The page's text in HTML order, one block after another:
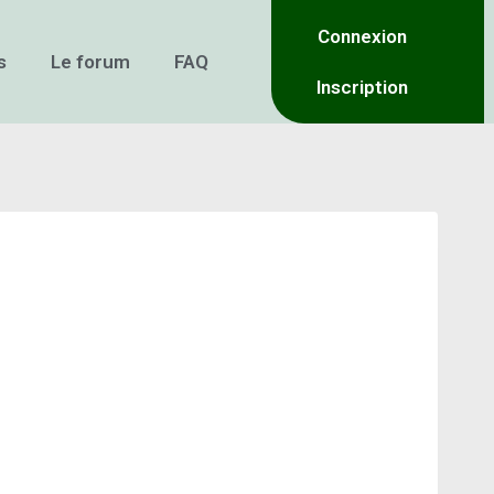
Le forum FAQ
Connexion
Inscription